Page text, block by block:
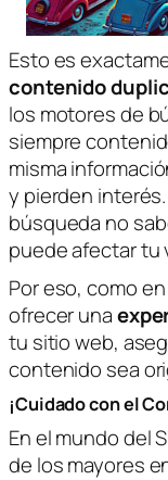
Esto es
contenido
los motores de
siempre
misma
y pierden
búsqueda no
puede afectar tu
Por eso, como
ofrecer una
tu sitio web,
contenido sea
¡Cuidado con el
En el mundo del
de los mayores